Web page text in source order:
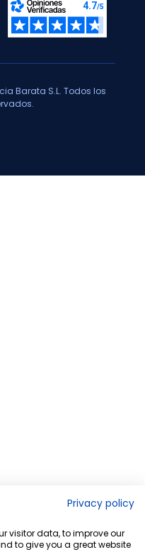
Barata S.L. Todos los
Privacy policy
visitor data, to improve our
to give you a great website